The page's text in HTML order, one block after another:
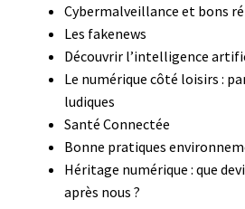
Cybermalveillance et bons
Les fakenews
Découvrir l’intelligence
Le numérique côté loisirs :
ludiques
Santé Connectée
Bonne pratiques
Héritage numérique : que
après nous ?